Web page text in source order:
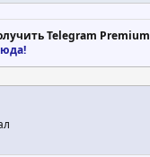
Telegram Premium